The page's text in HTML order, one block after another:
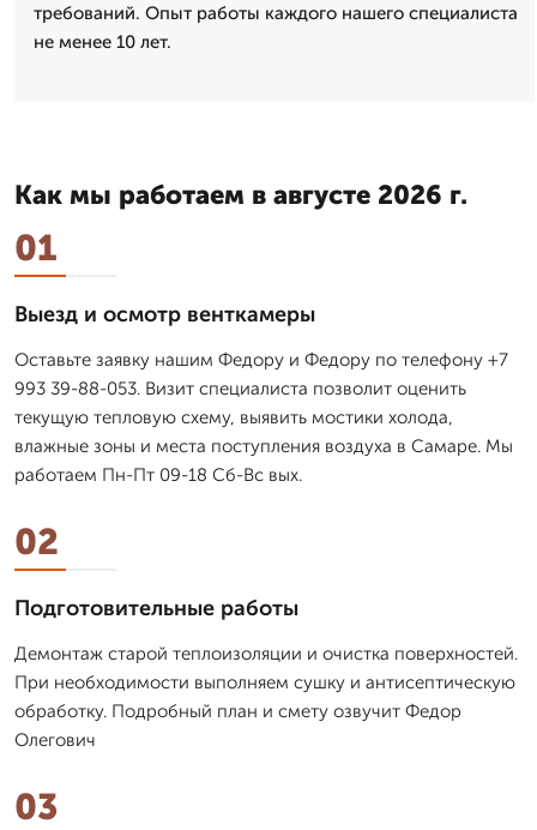
требований. Опыт работы каждого нашего специалиста
не менее 10 лет.
Как мы работаем в августе 2026 г.
01
Выезд и осмотр венткамеры
Оставьте заявку нашим Федору и Федору по телефону +7
993 39-88-053. Визит специалиста позволит оценить
текущую тепловую схему, выявить мостики холода,
влажные зоны и места поступления воздуха в Самаре. Мы
работаем Пн-Пт 09-18 Сб-Вс вых.
02
Подготовительные работы
Демонтаж старой теплоизоляции и очистка поверхностей.
При необходимости выполняем сушку и антисептическую
обработку. Подробный план и смету озвучит Федор
Олегович
03